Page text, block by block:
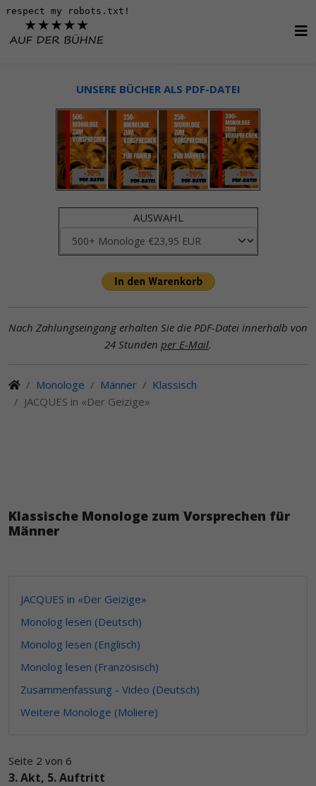
UNSERE BÜCHER ALS PDF-DATEI
AUSWAHL
Nach Zahlungseingang erhalten Sie die PDF-Datei innerhalb von
24 Stunden per E-Mail.
Monologe Männer
Klassisch
JACQUES in «Der Geizige»
Klassische Monologe zum Vorsprechen für
Männer
JACQUES in «Der Geizige»
Monolog lesen (Deutsch)
Monolog lesen (Englisch)
Monolog lesen (Französisch)
Zusammenfassung - Video (Deutsch)
Weitere Monologe (Moliere)
Seite 2 von 6
3. Akt, 5. Auftritt